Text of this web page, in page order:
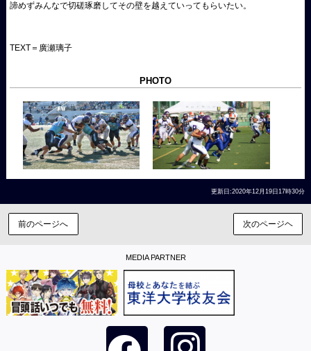
諦めずみんなで切磋琢磨してその壁を越えていってもらいたい。
TEXT＝廣瀬璃子
PHOTO
更新日:2020年12月19日17時30分
前のページへ 次のページヘ
MEDIA PARTNER